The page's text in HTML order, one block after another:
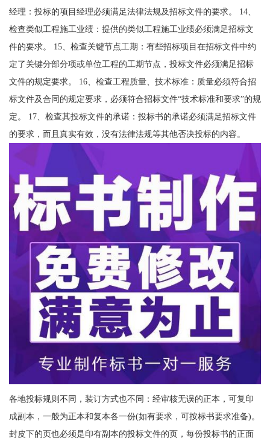
经理：投标的项目经理必须满足法律法规及招标文件的要求。 14、
检查类似工程施工业绩：提供的类似工程施工业绩必须满足招标文
件的要求。 15、检查关键节点工期：有些招标项目在招标文件中约
定了关键分部分项或单位工程的工期节点，投标文件必须满足招标
文件的规定要求。 16、检查工程质量、技术标准：质量必须符合招
标文件及合同的规定要求，必须符合招标文件“技术标准和要求”的规
定。 17、检查其投标文件的承诺：投标书的承诺必须满足招标文件
的要求，而且真实有效，没有法律法规等其他否决投标的内容。
各地投标规则不同，装订方式也不同：经审核无误的正本，可复印
成副本，一般为正本和复本各一份(如有要求，可按标书要求准备)。
封皮下的页也必须是印有副本的投标文件的页，每份投标书的正面